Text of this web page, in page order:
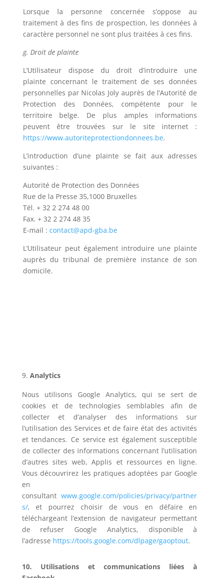
Lorsque la personne concernée s’oppose au
traitement à des fins de prospection, les données à
caractère personnel ne sont plus traitées à ces fins.
g. Droit de plainte
L’Utilisateur dispose du droit d’introduire une
plainte concernant le traitement de ses données
personnelles par Nicolas Joly auprès de l’Autorité de
Protection des Données, compétente pour le
territoire belge. De plus amples informations
peuvent être trouvées sur le site internet :
https://www.autoriteprotectiondonnees.be.
L’introduction d’une plainte se fait aux adresses
suivantes :
Autorité de Protection des Données
Rue de la Presse 35,1000 Bruxelles
Tél. + 32 2 274 48 00
Fax. + 32 2 274 48 35
E-mail : contact@apd-gba.be
L’Utilisateur peut également introduire une plainte
auprès du tribunal de première instance de son
domicile.
Analytics
Nous utilisons Google Analytics, qui se sert de
cookies et de technologies semblables afin de
collecter et d’analyser des informations sur
l’utilisation des Services et de faire état des activités
et tendances. Ce service est également susceptible
de collecter des informations concernant l’utilisation
d’autres sites web, Applis et ressources en ligne.
Vous découvrirez les pratiques adoptées par Google
en
consultantwww.google.com/policies/privacy/partner
s/, et pourrez choisir de vous en défaire en
téléchargeant l’extension de navigateur permettant
de refuser Google Analytics, disponible à
l’adresse https://tools.google.com/dlpage/gaoptout.
10. Utilisations et communications liées à